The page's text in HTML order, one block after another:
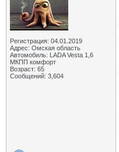
Регистрация: 04.01.2019
Адрес: Омская область
Автомобиль: LADA Vesta 1,6
МКПП комфорт
Возраст: 65
Сообщений: 3,604